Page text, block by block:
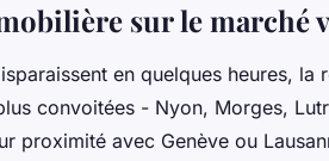
sur le marché
en quelques heures, la
convoitées - Nyon, Morges,
proximité avec Genève ou